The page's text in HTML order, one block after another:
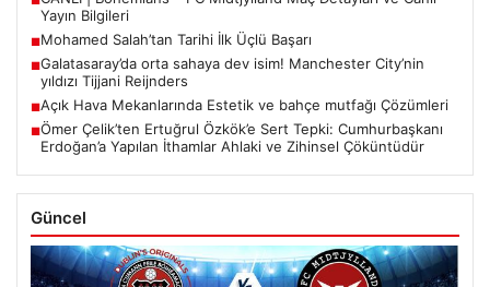
Yayın Bilgileri
■Mohamed Salah’tan Tarihi İlk Üçlü Başarı
■Galatasaray’da orta sahaya dev isim! Manchester City’nin
yıldızı Tijjani Reijnders
■Açık Hava Mekanlarında Estetik ve bahçe mutfağı Çözümleri
■Ömer Çelik’ten Ertuğrul Özkök’e Sert Tepki: Cumhurbaşkanı
Erdoğan’a Yapılan İthamlar Ahlaki ve Zihinsel Çöküntüdür
Güncel